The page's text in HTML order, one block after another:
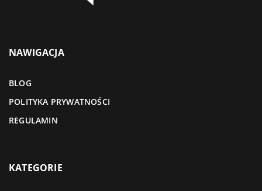
NAWIGACJA
BLOG
POLITYKA PRYWATNOŚCI
REGULAMIN
KATEGORIE